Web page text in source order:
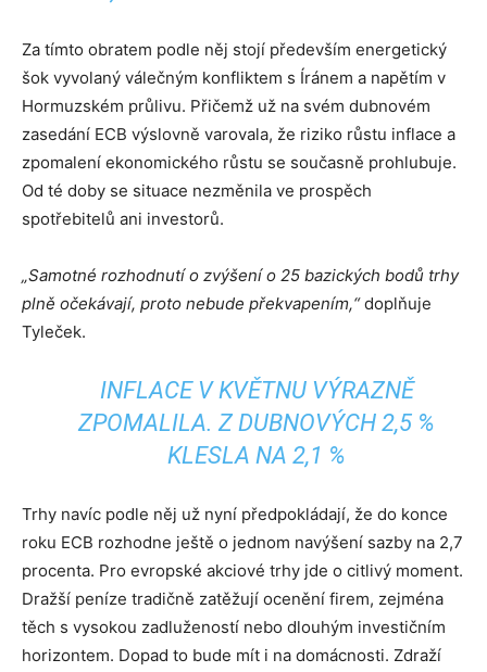
Za tímto obratem podle něj stojí především energetický
šok vyvolaný válečným konfliktem s Íránem a napětím v
Hormuzském průlivu. Přičemž už na svém dubnovém
zasedání ECB výslovně varovala, že riziko růstu inflace a
zpomalení ekonomického růstu se současně prohlubuje.
Od té doby se situace nezměnila ve prospěch
spotřebitelů ani investorů.
„Samotné rozhodnutí o zvýšení o 25 bazických bodů trhy
plně očekávají, proto nebude překvapením,“doplňuje
Tyleček.
INFLACE V KVĚTNU VÝRAZNĚ
ZPOMALILA. Z DUBNOVÝCH 2,5 %
KLESLA NA 2,1 %
Trhy navíc podle něj už nyní předpokládají, že do konce
roku ECB rozhodne ještě o jednom navýšení sazby na 2,7
procenta. Pro evropské akciové trhy jde o citlivý moment.
Dražší peníze tradičně zatěžují ocenění firem, zejména
těch s vysokou zadlužeností nebo dlouhým investičním
horizontem. Dopad to bude mít i na domácnosti. Zdraží